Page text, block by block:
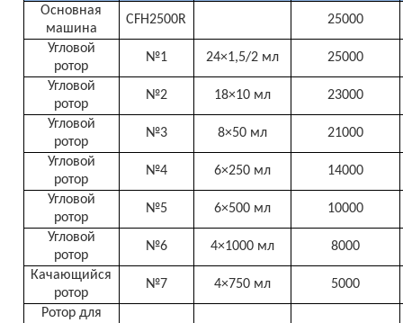
Основная
машина
CFH2500R
25000
Угловой
ротор
№1 24×1,5/2 мл
25000
Угловой
ротор
№2 18×10 мл
23000
Угловой
ротор
№3 8×50 мл
21000
Угловой
ротор
№4 6×250 мл
14000
Угловой
ротор
№5 6×500 мл
10000
Угловой
ротор
№6 4×1000 мл
8000
Качающийся
ротор
№7 4×750 мл
5000
Ротор для